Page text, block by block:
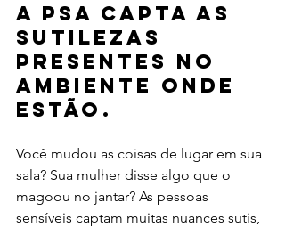
A PSA capta as
sutilezas
presentes no
ambiente onde
estão.
Você mudou as coisas de lugar em sua
sala? Sua mulher disse algo que o
magoou no jantar? As pessoas
sensíveis captam muitas nuances sutis,